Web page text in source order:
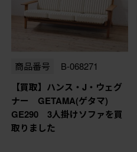
商品番号 B-068271
【買取】ハンス・J・ウェグ
ナー GETAMA(ゲタマ)
GE290 3人掛けソファを買
取りました